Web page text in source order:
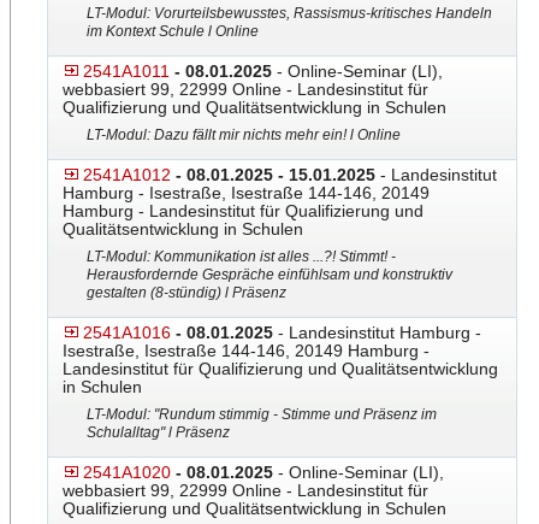
LT-Modul: Vorurteilsbewusstes, Rassismus-kritisches Handeln
im Kontext Schule l Online
2541A1011 - 08.01.2025 - Online-Seminar (LI),
webbasiert 99, 22999 Online - Landesinstitut für
Qualifizierung und Qualitätsentwicklung in Schulen
LT-Modul: Dazu fällt mir nichts mehr ein! l Online
2541A1012 - 08.01.2025 - 15.01.2025 - Landesinstitut
Hamburg - Isestraße, Isestraße 144-146, 20149
Hamburg - Landesinstitut für Qualifizierung und
Qualitätsentwicklung in Schulen
LT-Modul: Kommunikation ist alles ...?! Stimmt! -
Herausfordernde Gespräche einfühlsam und konstruktiv
gestalten (8-stündig) l Präsenz
2541A1016 - 08.01.2025 - Landesinstitut Hamburg -
Isestraße, Isestraße 144-146, 20149 Hamburg -
Landesinstitut für Qualifizierung und Qualitätsentwicklung
in Schulen
LT-Modul: "Rundum stimmig - Stimme und Präsenz im
Schulalltag" l Präsenz
2541A1020 - 08.01.2025 - Online-Seminar (LI),
webbasiert 99, 22999 Online - Landesinstitut für
Qualifizierung und Qualitätsentwicklung in Schulen